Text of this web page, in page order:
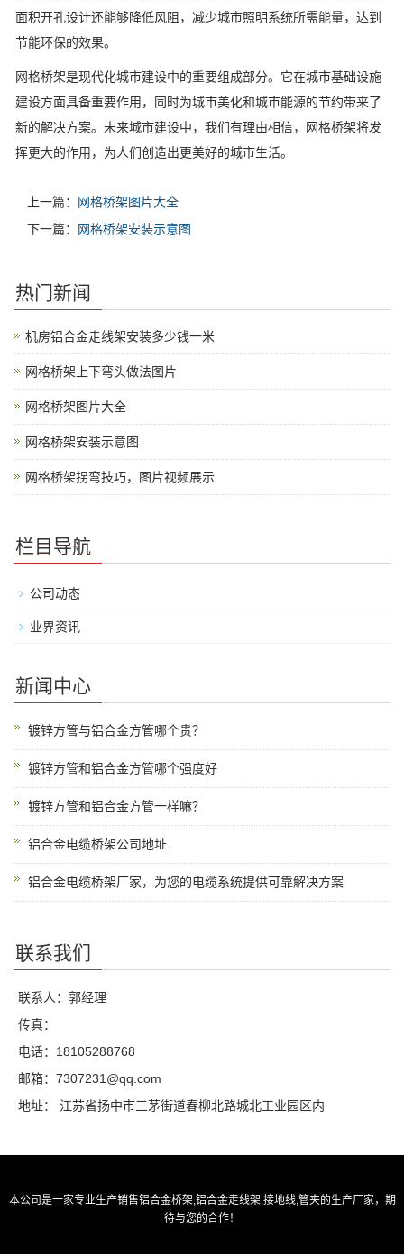
面积开孔设计还能够降低风阻，减少城市照明系统所需能量，达到
节能环保的效果。
网格桥架是现代化城市建设中的重要组成部分。它在城市基础设施
建设方面具备重要作用，同时为城市美化和城市能源的节约带来了
新的解决方案。未来城市建设中，我们有理由相信，网格桥架将发
挥更大的作用，为人们创造出更美好的城市生活。
上一篇：
网格桥架图片大全
下一篇：
网格桥架安装示意图
热门新闻
机房铝合金走线架安装多少钱一米
网格桥架上下弯头做法图片
网格桥架图片大全
网格桥架安装示意图
网格桥架拐弯技巧，图片视频展示
栏目导航
公司动态
业界资讯
新闻中心
镀锌方管与铝合金方管哪个贵？
镀锌方管和铝合金方管哪个强度好
镀锌方管和铝合金方管一样嘛？
铝合金电缆桥架公司地址
铝合金电缆桥架厂家，为您的电缆系统提供可靠解决方案
联系我们
联系人：郭经理
传真：
电话：18105288768
邮箱：7307231@qq.com
地址： 江苏省扬中市三茅街道春柳北路城北工业园区内
本公司是一家专业生产销售铝合金桥架,铝合金走线架,接地线,管夹的生产厂家，期
待与您的合作！